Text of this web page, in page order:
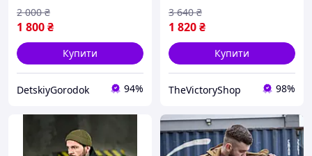
1 800₴
2 000 ₴
Купити
DetskiyGorodok 94%
1 820₴
3 640 ₴
Купити
TheVictoryShop 98%